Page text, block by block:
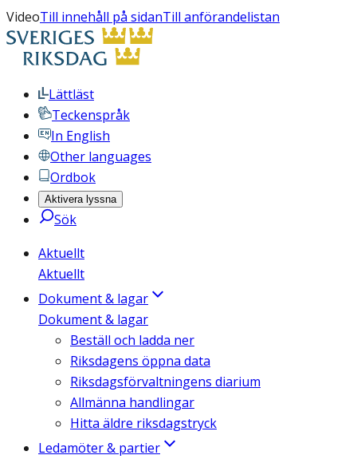
VideoTill innehåll på sidanTill anförandelistan
Lättläst
Teckenspråk
In English
Other languages
Ordbok
Aktivera lyssna
Sök
Aktuellt
Aktuellt
Dokument & lagar
Dokument & lagar
Beställ och ladda ner
Riksdagens öppna data
Riksdagsförvaltningens diarium
Allmänna handlingar
Hitta äldre riksdagstryck
Ledamöter & partier